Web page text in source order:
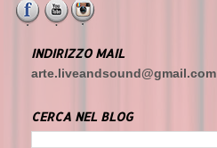
INDIRIZZO MAIL
arte.liveandsound@gmail.com
CERCA NEL BLOG